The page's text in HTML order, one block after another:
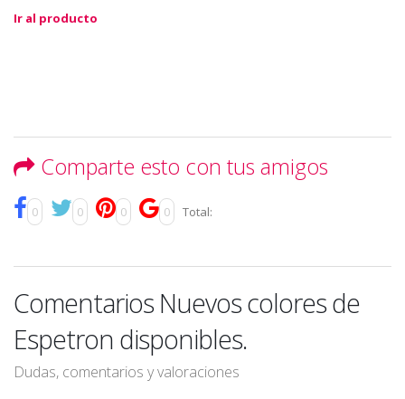
Ir al producto
Comparte esto con tus amigos
0 0 0 0 Total:
Comentarios Nuevos colores de
Espetron disponibles.
Dudas, comentarios y valoraciones